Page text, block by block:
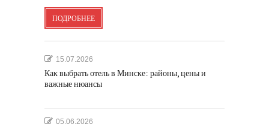
ПОДРОБНЕЕ
15.07.2026
Как выбрать отель в Минске: районы, цены и
важные нюансы
05.06.2026